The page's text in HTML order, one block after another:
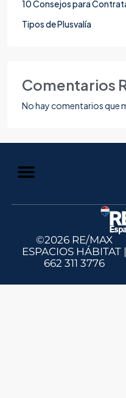
10 Consejos para
Tipos de Plusvalía
Comentarios
No hay comentarios que
©2026 RE/MAX
ESPACIOS HÁBITAT |
662 311 3776